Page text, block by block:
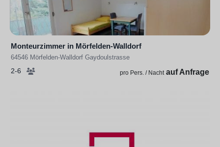
Monteurzimmer in Mörfelden-Walldorf
64546 Mörfelden-Walldorf Gaydoulstrasse
2-6 pro Pers. / Nacht auf Anfrage